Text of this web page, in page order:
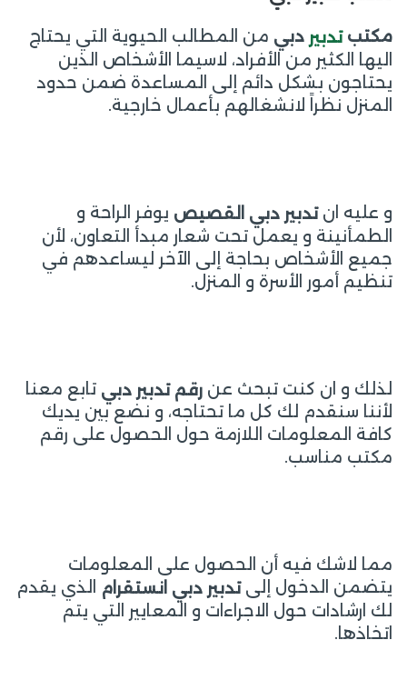
مكتبتدبير دبي من المطالب الحيوية التي يحتاج
اليها الكثير من الأفراد، لاسيما الأشخاص الذين
يحتاجون بشكل دائم إلى المساعدة ضمن حدود
المنزل نظراً لانشغالهم بأعمال خارجية.
و عليه انتدبير دبي القصيص يوفر الراحة و
الطمأنينة و يعمل تحت شعار مبدأ التعاون، لأن
جميع الأشخاص بحاجة إلى الآخر ليساعدهم في
تنظيم أمور الأسرة و المنزل.
لذلك و ان كنت تبحث عن رقم تدبير دبي تابع معنا
لأننا سنقدم لك كل ما تحتاجه، و نضع بين يديك
كافة المعلومات اللازمة حول الحصول على رقم
مكتب مناسب.
مما لاشك فيه أن الحصول على المعلومات
يتضمن الدخول إلىتدبير دبي انستقرام
الذي يقدم
لك ارشادات حول الاجراءات و المعايير التي يتم
اتخاذها.